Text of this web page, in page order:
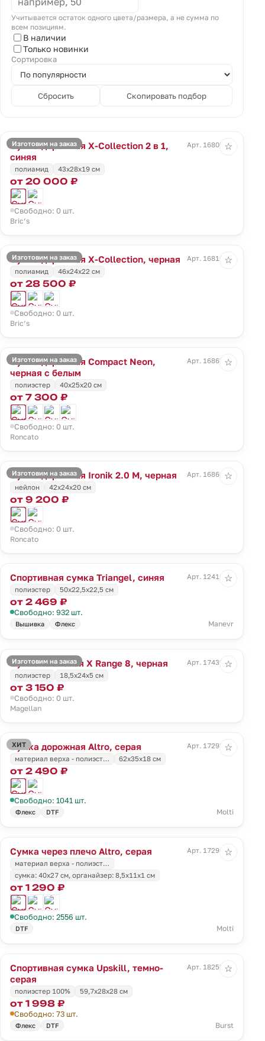
Учитывается остаток одного цвета/размера, а не сумма по
всем позициям.
В наличии
Только новинки
Сортировка
Сбросить Скопировать подбор
Изготовим на заказ
Сумка дорожная X-Collection 2 в 1,
синяя
Арт. 16809.40
полиамид 43x28x19 см
от 20 000 ₽
Свободно: 0 шт.
Bric’s
☆
Изготовим на заказ
Сумка дорожная X-Collection, черная
Арт. 16810.30
полиамид
46x24x22 см
от 28 500 ₽
Свободно: 0 шт.
Bric’s
☆
Изготовим на заказ
Сумка дорожная Compact Neon,
черная с белым
Арт. 16863.33
полиэстер 40x25x20 см
от 7 300 ₽
Свободно: 0 шт.
Roncato
☆
Изготовим на заказ
Сумка дорожная Ironik 2.0 M, черная
Арт. 16866.30
нейлон
42x24x20 см
от 9 200 ₽
Свободно: 0 шт.
Roncato
☆
Спортивная сумка Triangel, синяя
Арт. 12416.44
полиэстер
50х22,5х22,5 см
от 2 469 ₽
Свободно: 932 шт.
Вышивка Флекс Manevr
☆
Изготовим на заказ
Сумка плечевая X Range 8, черная
Арт. 17439.30
полиэстер
18,5x24x5 см
от 3 150 ₽
Свободно: 0 шт.
Magellan
☆
ХИТ
Сумка дорожная Altro, серая
Арт. 17293.10
материал верха - полиэст…
62x35x18 см
от 2 490 ₽
Свободно: 1041 шт.
Флекс DTF Molti
☆
Сумка через плечо Altro, серая
Арт. 17294.10
материал верха - полиэст…
cумка: 40x27 см, органайзер: 8,5x11х1 см
от 1 290 ₽
Свободно: 2556 шт.
DTF Molti
☆
Спортивная сумка Upskill, темно-
серая
Арт. 18255.30
полиэстер 100% 59,7x28x28 см
от 1 998 ₽
Свободно: 73 шт.
Флекс DTF Burst
☆